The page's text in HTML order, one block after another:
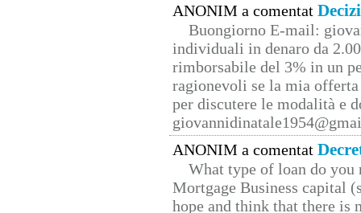
ANONIM a comentat
Buongiorno E-mail:
individuali in denaro da
rimborsabile del 3% in un
ragionevoli se la mia
per discutere le modalità e
ANONIM a comentat
What type of loan do you
Mortgage Business capital
hope and think that there is